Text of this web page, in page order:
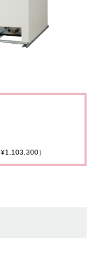
¥1,103,300）